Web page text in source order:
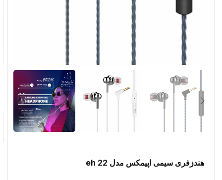
هندزفری سیمی اپیمکس مدل eh 22